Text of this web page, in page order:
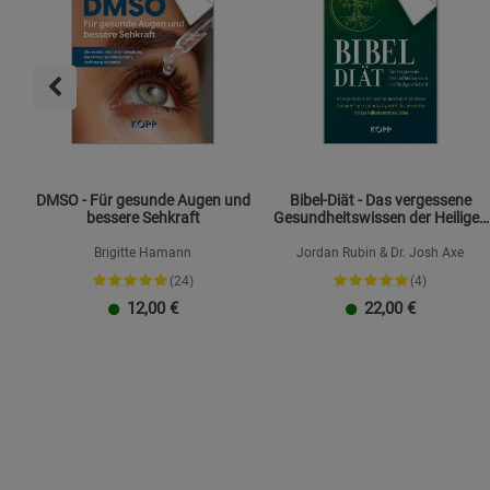
DMSO - Für gesunde Augen und
bessere Sehkraft
Brigitte Hamann
(24)
12,00 €
Bibel-Diät - Das vergessene
Gesundheitswissen der Heiligen
Jordan Rubin & Dr. Josh Axe
(4)
22,00 €